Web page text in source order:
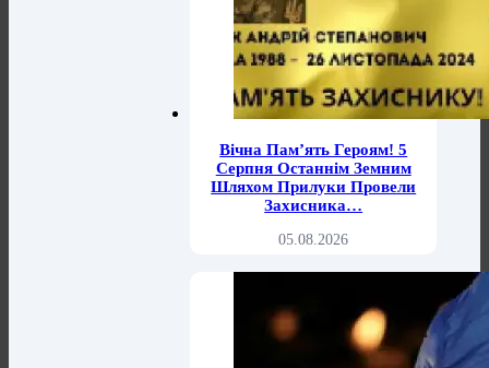
Вічна Памʼять Героям! 5
Серпня Останнім Земним
Шляхом Прилуки Провели
Захисникa…
05.08.2026